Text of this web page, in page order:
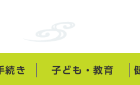
続き 子ども・教育